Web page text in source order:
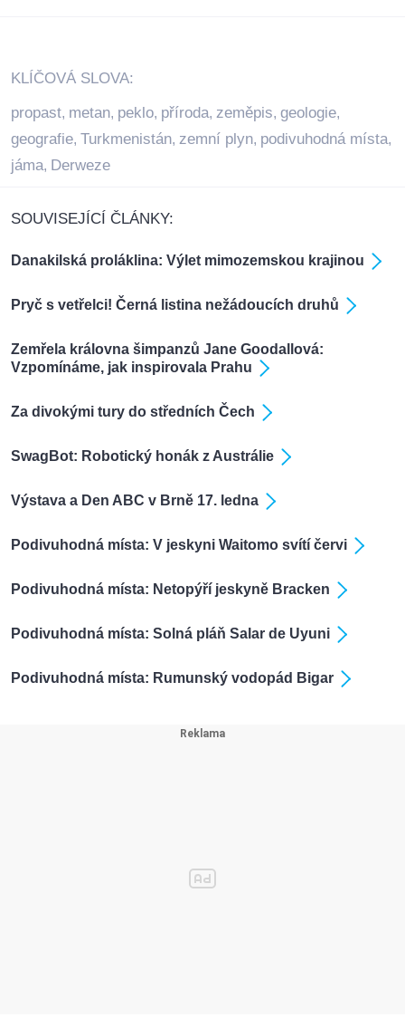
KLÍČOVÁ SLOVA:
propast, metan, peklo, příroda, zeměpis, geologie,
geografie, Turkmenistán, zemní plyn, podivuhodná místa,
jáma, Derweze
SOUVISEJÍCÍ ČLÁNKY:
Danakilská proláklina: Výlet mimozemskou krajinou
Pryč s vetřelci! Černá listina nežádoucích druhů
Zemřela královna šimpanzů Jane Goodallová:
Vzpomínáme, jak inspirovala Prahu
Za divokými tury do středních Čech
SwagBot: Robotický honák z Austrálie
Výstava a Den ABC v Brně 17. ledna
Podivuhodná místa: V jeskyni Waitomo svítí červi
Podivuhodná místa: Netopýří jeskyně Bracken
Podivuhodná místa: Solná pláň Salar de Uyuni
Podivuhodná místa: Rumunský vodopád Bigar